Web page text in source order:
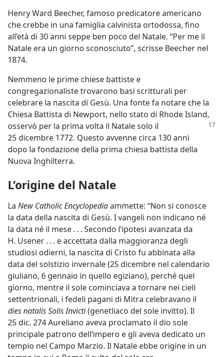
Henry Ward Beecher, famoso predicatore americano
che crebbe in una famiglia calvinista ortodossa, fino
all’età di 30 anni seppe ben poco del Natale. “Per me il
Natale era un giorno sconosciuto”, scrisse Beecher nel
1874.
Nemmeno le prime chiese battiste e
congregazionaliste trovarono basi scritturali per
celebrare la nascita di Gesù. Una fonte fa notare che la
Chiesa Battista di Newport, nello stato di Rhode Island,
osservò per la prima volta il Natale solo il
25 dicembre 1772. Questo avvenne circa 130 anni
dopo la fondazione della prima chiesa battista della
Nuova Inghilterra.
L’origine del Natale
La New Catholic Encyclopediaammette: “Non si conosce
la data della nascita di Gesù. I vangeli non indicano né
la data né il mese . . . Secondo l’ipotesi avanzata da
H. Usener . . . e accettata dalla maggioranza degli
studiosi odierni, la nascita di Cristo fu abbinata alla
data del solstizio invernale (25 dicembre nel calendario
giuliano, 6 gennaio in quello egiziano), perché quel
giorno, mentre il sole cominciava a tornare nei cieli
settentrionali, i fedeli pagani di Mitra celebravano il
dies natalis Solis Invicti(genetliaco del sole invitto). Il
25 dic. 274 Aureliano aveva proclamato il dio sole
principale patrono dell’impero e gli aveva dedicato un
tempio nel Campo Marzio. Il Natale ebbe origine in un